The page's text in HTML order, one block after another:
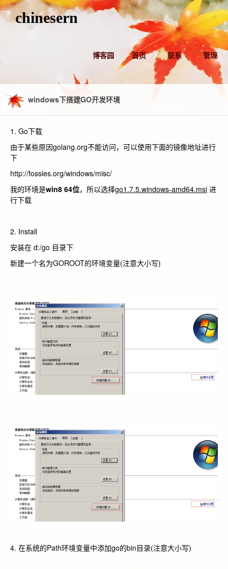
chinesern
博客园 首页 联系 管理
windows下搭建GO开发环境
1. Go下载
由于某些原因golang.org不能访问，可以使用下面的镜像地址进行
下
http://fossies.org/windows/misc/
我的环境是win8 64位，所以选择go1.7.5.windows-amd64.msi 进
行下载
2. Install
安装在 d:/go 目录下
新建一个名为GOROOT的环境变量(注意大小写)
4. 在系统的Path环境变量中添加go的bin目录(注意大小写)